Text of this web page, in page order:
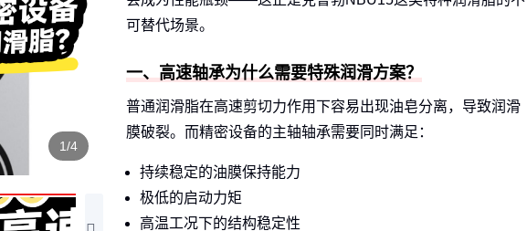
1/4
可替代场景。
一、高速轴承为什么需要特殊润滑方案？
普通润滑脂在高速剪切力作用下容易出现油皂分离，导致润滑
膜破裂。而精密设备的主轴轴承需要同时满足：
持续稳定的油膜保持能力
极低的启动力矩
高温工况下的结构稳定性